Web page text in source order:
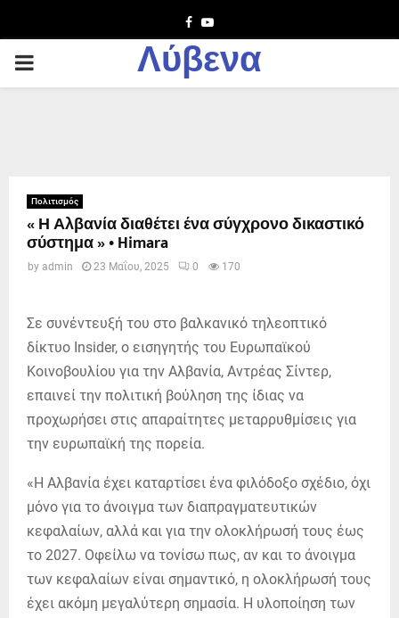
Facebook
Youtube
PRIMARY
Λύβενα
Πολιτισμός
« Η Αλβανία διαθέτει ένα σύγχρονο δικαστικό
σύστημα » • Himara
by admin 23 Μαΐου, 2025 0 170
Σε συνέντευξή του στο βαλκανικό τηλεοπτικό
δίκτυο Insider, ο εισηγητής του Ευρωπαϊκού
Κοινοβουλίου για την Αλβανία, Αντρέας Σίντερ,
επαινεί την πολιτική βούληση της ίδιας να
προχωρήσει στις απαραίτητες μεταρρυθμίσεις για
την ευρωπαϊκή της πορεία.
«Η Αλβανία έχει καταρτίσει ένα φιλόδοξο σχέδιο, όχι
μόνο για το άνοιγμα των διαπραγματευτικών
κεφαλαίων, αλλά και για την ολοκλήρωσή τους έως
το 2027. Οφείλω να τονίσω πως, αν και το άνοιγμα
των κεφαλαίων είναι σημαντικό, η ολοκλήρωσή τους
έχει ακόμη μεγαλύτερη σημασία. Η υλοποίηση των